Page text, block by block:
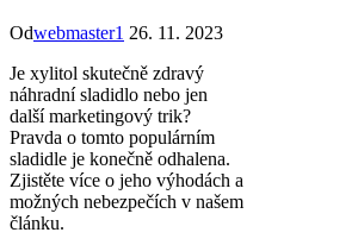
Odwebmaster1 26. 11. 2023
Je xylitol skutečně zdravý
náhradní sladidlo nebo jen
další marketingový trik?
Pravda o tomto populárním
sladidle je konečně odhalena.
Zjistěte více o jeho výhodách a
možných nebezpečích v našem
článku.